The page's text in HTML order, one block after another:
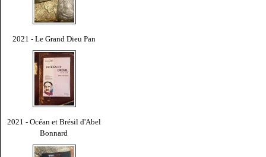
2021 - Le Grand Dieu Pan
2021 - Océan et Brésil d'Abel
Bonnard